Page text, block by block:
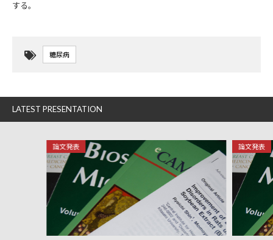
する。
糖尿病
LATEST PRESENTATION
論文発表 論文発表